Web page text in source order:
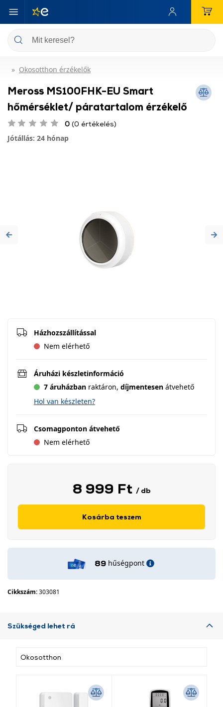
Okosotthon érzékelők
Meross MS100FHK-EU Smart
hőmérséklet/ páratartalom érzékelő
0 (0 értékelés)
Jótállás: 24 hónap
Previous
Házhozszállítással
Nem elérhető
Áruházi készletinformáció
7 áruházban raktáron, díjmentesen átvehető
Hol van készleten?
Csomagponton átvehető
Nem elérhető
8 999 Ft / db
Kosárba teszem
89 hűségpont
Cikkszám:303081
Szükséged lehet rá
Okosotthon